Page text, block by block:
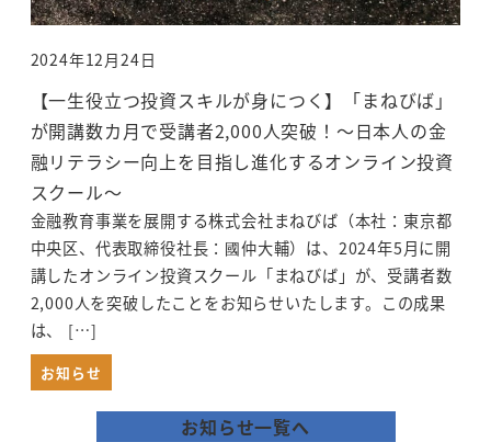
【一生役立つ投資スキルが身につく】「まねびば」
が開講数カ月で受講者2,000人突破！～日本人の金
融リテラシー向上を目指し進化するオンライン投資
スクール～
金融教育事業を展開する株式会社まねびば（本社：東京都
中央区、代表取締役社長：國仲大輔）は、2024年5月に開
講したオンライン投資スクール「まねびば」が、受講者数
2,000人を突破したことをお知らせいたします。この成果
は、 […]
投稿日
2024年12月24日
お知らせ
お知らせ一覧へ